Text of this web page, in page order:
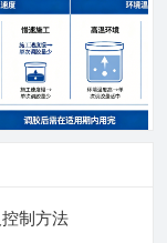
制方法